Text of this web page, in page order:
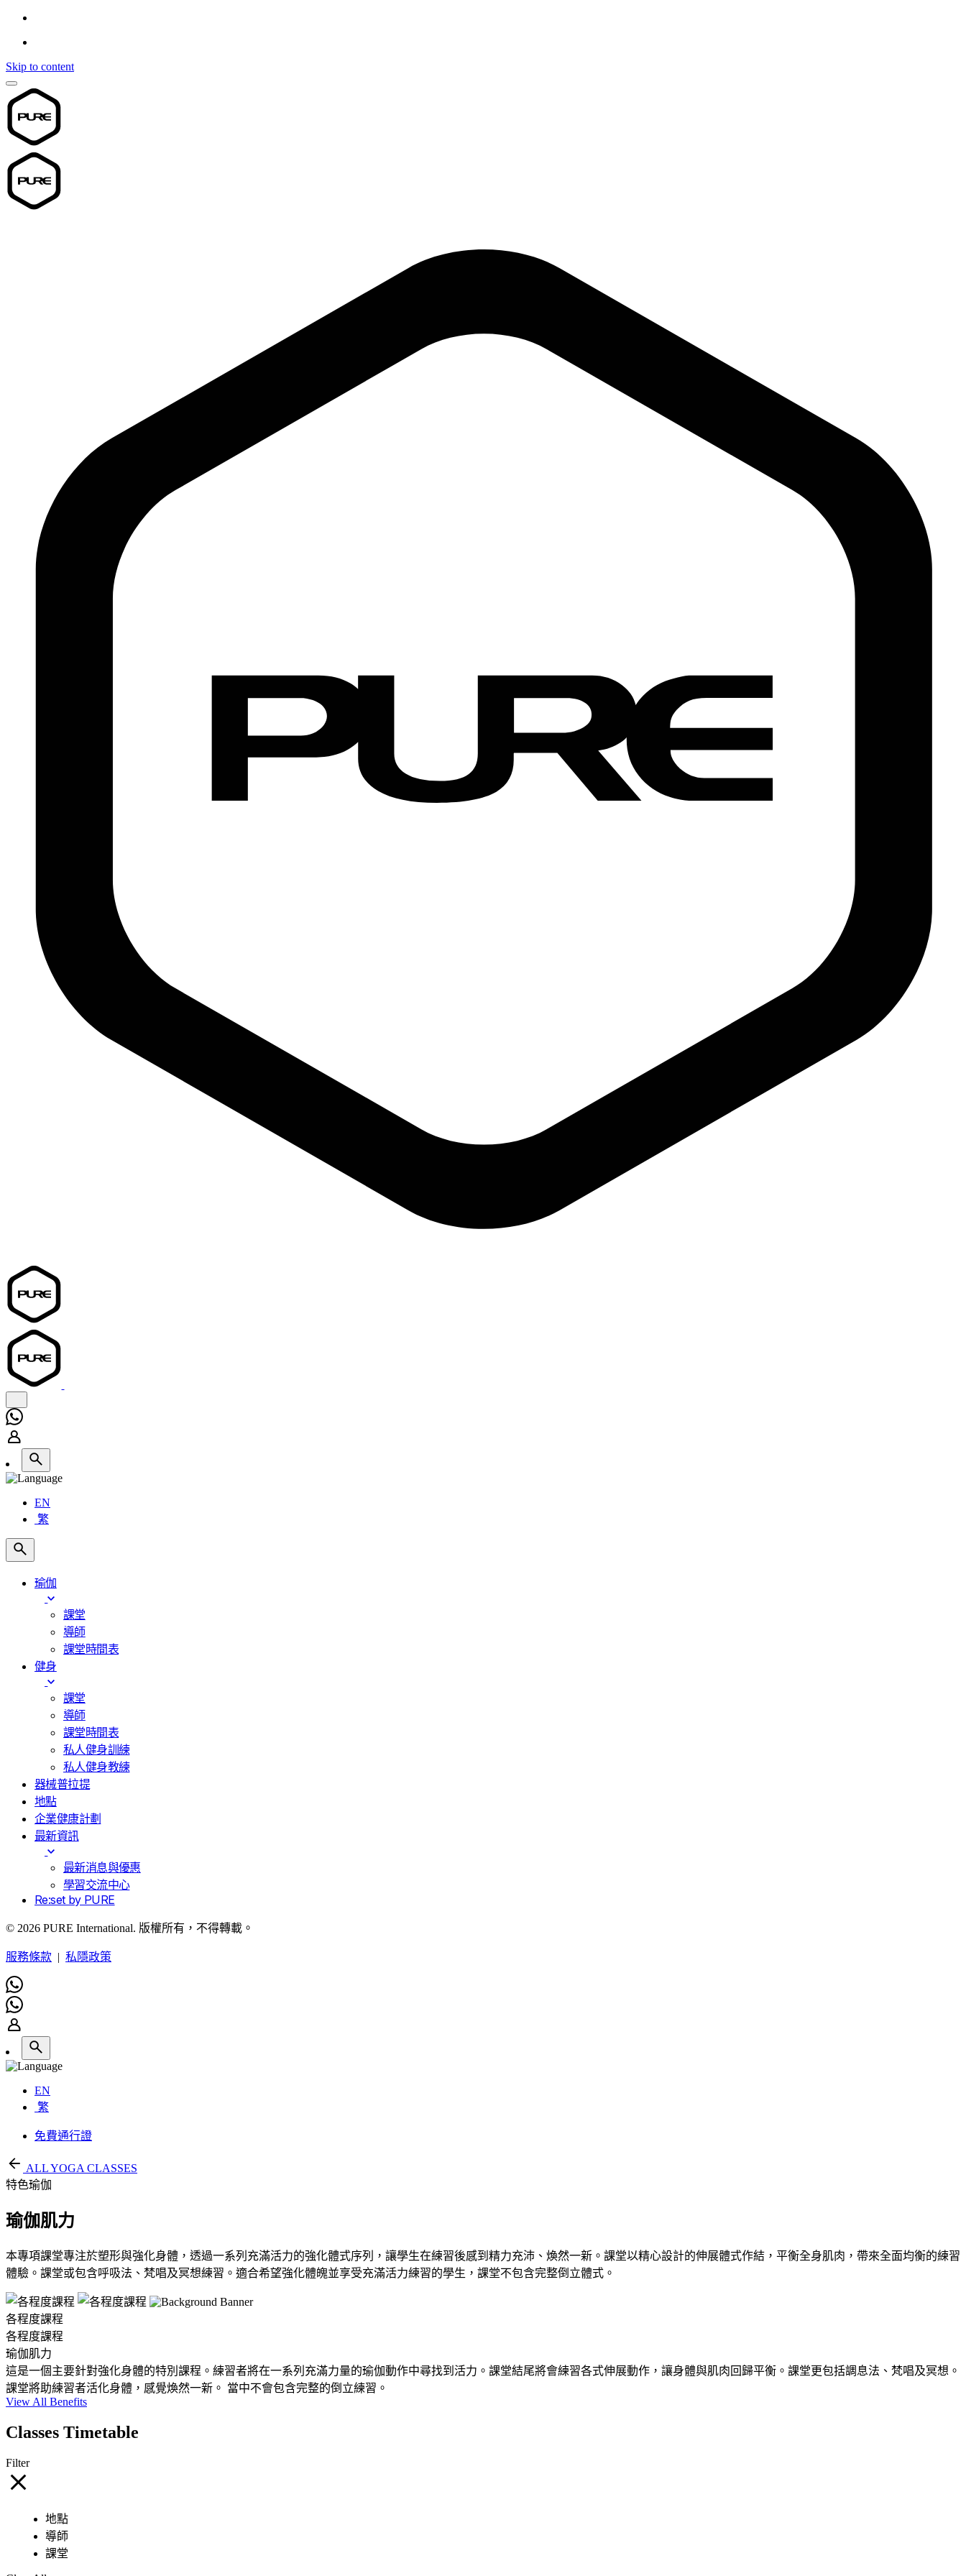
Skip to content
EN
繁
瑜伽
課堂
導師
課堂時間表
健身
課堂
導師
課堂時間表
私人健身訓練
私人健身教練
器械普拉提
地點
企業健康計劃
最新資訊
最新消息與優惠
學習交流中心
Re:set by PURE
© 2026 PURE International. 版權所有，不得轉載。
服務條款 | 私隱政策
EN
繁
免費通行證
ALL YOGA CLASSES
特色瑜伽
瑜伽肌力
本專項課堂專注於塑形與強化身體，透過一系列充滿活力的強化體式序列，讓學生在練習後感到精力充沛、煥然一新。課堂以精心設計的伸展體式作結，平衡全身肌肉，帶來全面均衡的練習
體驗。課堂或包含呼吸法、梵唱及冥想練習。適合希望強化體魄並享受充滿活力練習的學生，課堂不包含完整倒立體式。
各程度課程
各程度課程
瑜伽肌力
這是一個主要針對強化身體的特別課程。練習者將在一系列充滿力量的瑜伽動作中尋找到活力。課堂結尾將會練習各式伸展動作，讓身體與肌肉回歸平衡。課堂更包括調息法、梵唱及冥想。
課堂將助練習者活化身體，感覺煥然一新。 當中不會包含完整的倒立練習。
View All Benefits
Classes Timetable
Filter
地點
導師
課堂